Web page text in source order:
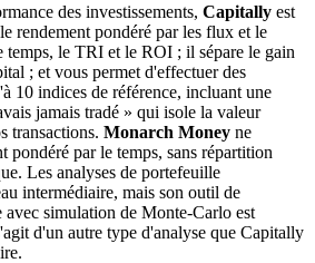
des investissements, Capitally est
rendement pondéré par les flux et le
temps, le TRI et le ROI ; il sépare le gain
; et vous permet d'effectuer des
10 indices de référence, incluant une
jamais tradé » qui isole la valeur
transactions. Monarch Money ne
pondéré par le temps, sans répartition
Les analyses de portefeuille
intermédiaire, mais son outil de
simulation de Monte-Carlo est
d'un autre type d'analyse que Capitally